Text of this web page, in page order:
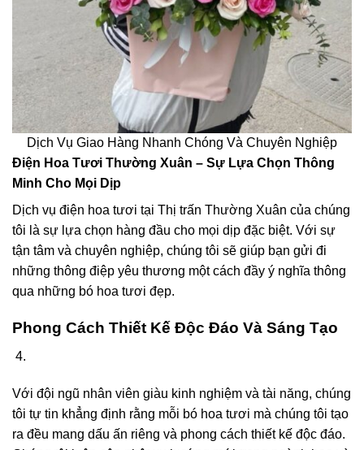
Dịch Vụ Giao Hàng Nhanh Chóng Và Chuyên Nghiệp
Điện Hoa Tươi Thường Xuân – Sự Lựa Chọn Thông
Minh Cho Mọi Dịp
Dịch vụ điện hoa tươi tại Thị trấn Thường Xuân của chúng
tôi là sự lựa chọn hàng đầu cho mọi dịp đặc biệt. Với sự
tận tâm và chuyên nghiệp, chúng tôi sẽ giúp bạn gửi đi
những thông điệp yêu thương một cách đầy ý nghĩa thông
qua những bó hoa tươi đẹp.
Phong Cách Thiết Kế Độc Đáo Và Sáng Tạo
Với đội ngũ nhân viên giàu kinh nghiệm và tài năng, chúng
tôi tự tin khẳng định rằng mỗi bó hoa tươi mà chúng tôi tạo
ra đều mang dấu ấn riêng và phong cách thiết kế độc đáo.